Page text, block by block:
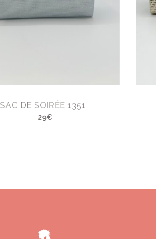
SAC DE SOIRÉE 1351
29€